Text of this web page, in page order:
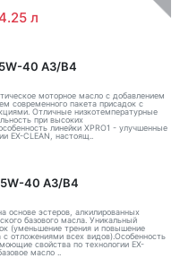
л
5W-40 A3/B4
моторное масло с добавлением
современного пакета присадок с
Отличные низкотемпературные
при высоких
линейки XPRO1 - улучшенные
EX-CLEAN, настоящ..
5W-40 A3/B4
основе эстеров, алкилированных
базового масла. Уникальный
(уменьшение трения и повышение
отложениями всех видов).Особенность
свойства по технологии EX-
масло ..